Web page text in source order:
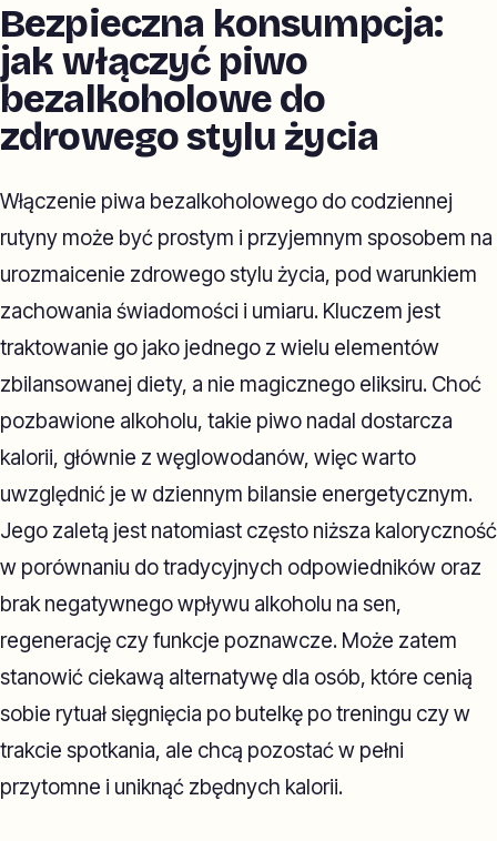
Bezpieczna konsumpcja:
jak włączyć piwo
bezalkoholowe do
zdrowego stylu życia
Włączenie piwa bezalkoholowego do codziennej
rutyny może być prostym i przyjemnym sposobem na
urozmaicenie zdrowego stylu życia, pod warunkiem
zachowania świadomości i umiaru. Kluczem jest
traktowanie go jako jednego z wielu elementów
zbilansowanej diety, a nie magicznego eliksiru. Choć
pozbawione alkoholu, takie piwo nadal dostarcza
kalorii, głównie z węglowodanów, więc warto
uwzględnić je w dziennym bilansie energetycznym.
Jego zaletą jest natomiast często niższa kaloryczność
w porównaniu do tradycyjnych odpowiedników oraz
brak negatywnego wpływu alkoholu na sen,
regenerację czy funkcje poznawcze. Może zatem
stanowić ciekawą alternatywę dla osób, które cenią
sobie rytuał sięgnięcia po butelkę po treningu czy w
trakcie spotkania, ale chcą pozostać w pełni
przytomne i uniknąć zbędnych kalorii.